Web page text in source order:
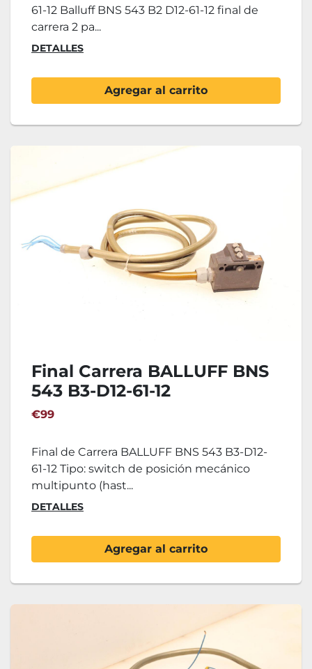
61-12 Balluff BNS 543 B2 D12-61-12 final de
carrera 2 pa...
DETALLES
Agregar al carrito
Final Carrera BALLUFF BNS
543 B3-D12-61-12
€99
Final de Carrera BALLUFF BNS 543 B3-D12-
61-12 Tipo: switch de posición mecánico
multipunto (hast...
DETALLES
Agregar al carrito